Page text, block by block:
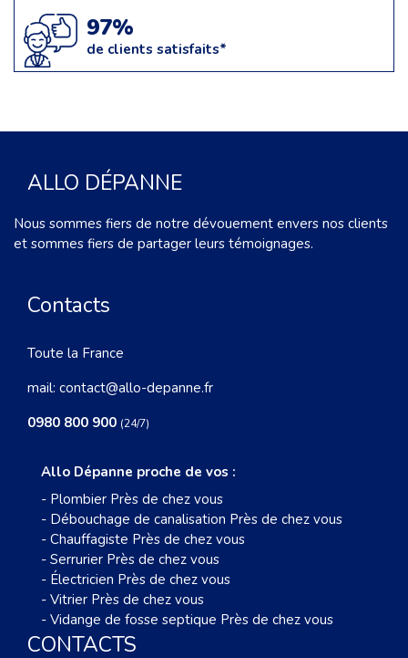
97%
de clients satisfaits*
ALLO DÉPANNE
Nous sommes fiers de notre dévouement envers nos clients
et sommes fiers de partager leurs témoignages.
Contacts
Toute la France
mail: contact@allo-depanne.fr
0980 800 900 (24/7)
Allo Dépanne proche de vos :
- Plombier Près de chez vous
- Débouchage de canalisation Près de chez vous
- Chauffagiste Près de chez vous
- Serrurier Près de chez vous
- Électricien Près de chez vous
- Vitrier Près de chez vous
- Vidange de fosse septique Près de chez vous
CONTACTS